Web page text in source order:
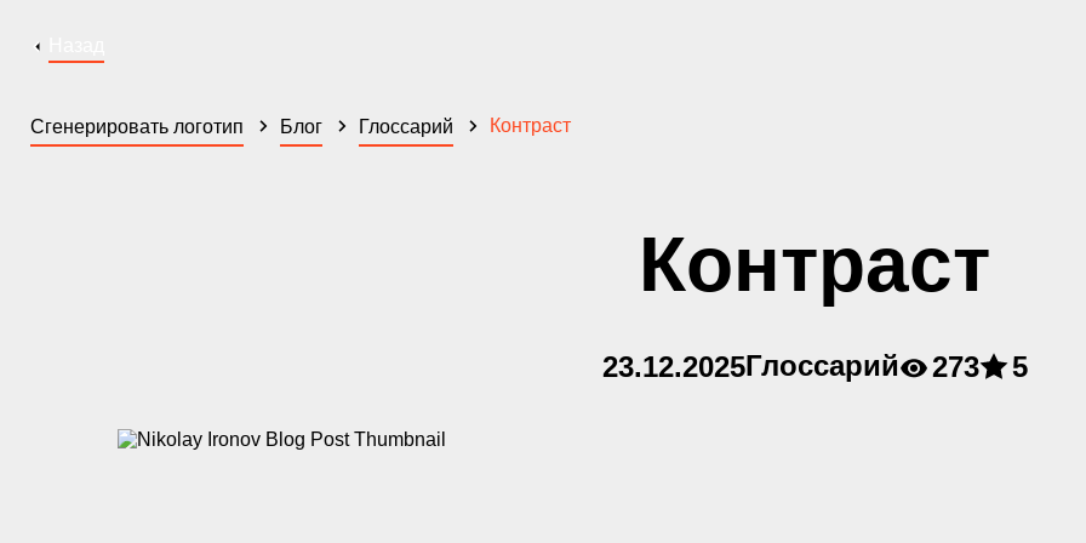
Сгенерировать логотип Блог Глоссарий Контраст
Контраст
23.12.2025Глоссарий 273 5